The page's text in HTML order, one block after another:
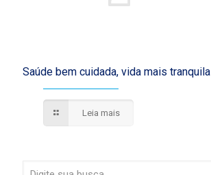
Saúde bem cuidada, vida mais tranquila
Leia mais